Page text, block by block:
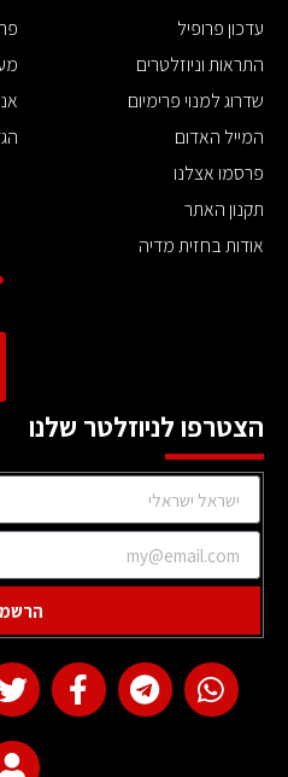
עדכון פרופיל
התראות וניוזלטרים
שדרוג למנוי פרימיום
המייל האדום
פרסמו אצלנו
תקנון האתר
אודות בחזית מדיה
הצטרפו לניוזלטר שלנו